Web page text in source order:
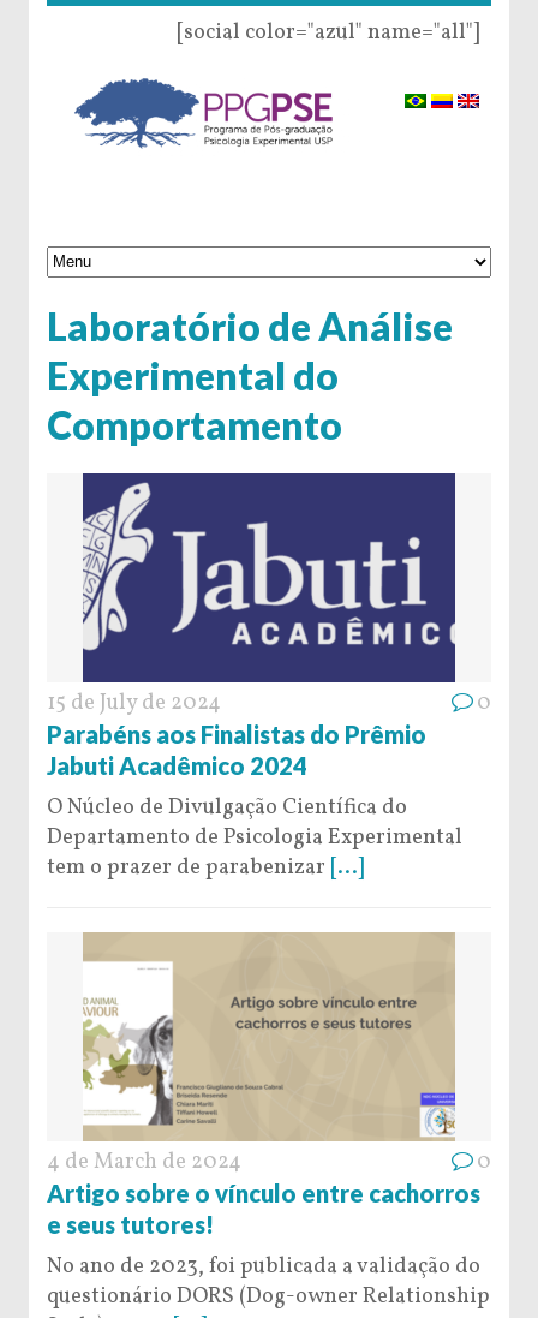
[social color="azul" name="all"]
Laboratório de Análise
Experimental do
Comportamento
15 de July de 2024 0
Parabéns aos Finalistas do Prêmio
Jabuti Acadêmico 2024
O Núcleo de Divulgação Científica do
Departamento de Psicologia Experimental
tem o prazer de parabenizar [...]
4 de March de 2024 0
Artigo sobre o vínculo entre cachorros
e seus tutores!
No ano de 2023, foi publicada a validação do
questionário DORS (Dog-owner Relationship